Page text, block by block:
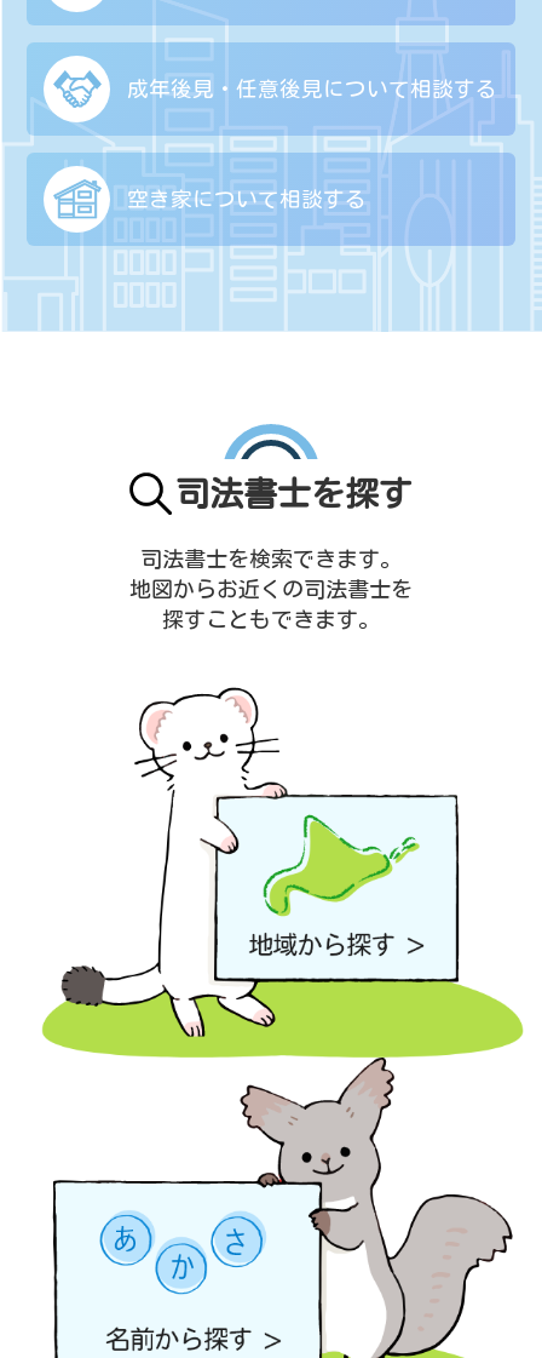
成年後見・任意後見について相談する
空き家について相談する
司法書士を探す
司法書士を検索できます。
地図からお近くの司法書士を
探すこともできます。